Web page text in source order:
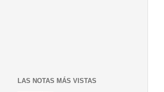
LAS NOTAS MÁS VISTAS